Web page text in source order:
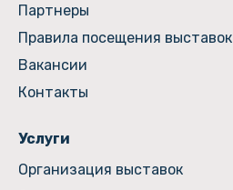
Партнеры
Правила посещения выставок
Вакансии
Контакты
Услуги
Организация выставок